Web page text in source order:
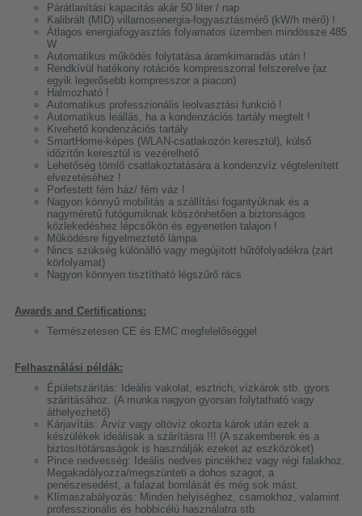
Párátlanítási kapacitás akár 50 liter / nap
Kalibrált (MID) villamosenergia-fogyasztásmérő (kW/h mérő) !
Átlagos energiafogyasztás folyamatos üzemben mindössze 485
W
Automatikus működés folytatása áramkimaradás után !
Rendkívül hatékony rotációs kompresszorral felszerelve (az
egyik legerősebb kompresszor a piacon)
Halmozható !
Automatikus professzionális leolvasztási funkció !
Automatikus leállás, ha a kondenzációs tartály megtelt !
Kivehető kondenzációs tartály
SmartHome-képes (WLAN-csatlakozón keresztül), külső
időzítőn keresztül is vezérelhető
Lehetőség tömlő csatlakoztatására a kondenzvíz végtelenített
elvezetéséhez !
Porfestett fém ház/ fém váz !
Nagyon könnyű mobilitás a szállítási fogantyúknak és a
nagyméretű futógumiknak köszönhetően a biztonságos
közlekedéshez lépcsőkön és egyenetlen talajon !
Működésre figyelmeztető lámpa
Nincs szükség különálló vagy megújított hűtőfolyadékra (zárt
körfolyamat)
Nagyon könnyen tisztítható légszűrő rács
Awards and Certifications:
Természetesen CE és EMC megfelelőséggel
Felhasználási példák:
Épületszárítás: Ideális vakolat, esztrich, vízkárok stb. gyors
szárításához. (A munka nagyon gyorsan folytatható vagy
áthelyezhető)
Kárjavítás: Árvíz vagy oltóvíz okozta károk után ezek a
készülékek ideálisak a szárításra !!! (A szakemberek és a
biztosítótársaságok is használják ezeket az eszközöket)
Pince nedvesség: Ideális nedves pincékhez vagy régi falakhoz.
Megakadályozza/megszünteti a dohos szagot, a
penészesedést, a falazat bomlását és még sok mást.
Klímaszabályozás: Minden helyiséghez, csarnokhoz, valamint
professzionális és hobbicélú használatra stb.